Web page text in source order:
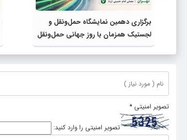
برگزاری دهمین نمایشگاه حمل‌ونقل و
لجستیک همزمان با روز جهانی حمل‌ونقل
پایدار سازمان ملل متحد
تصویر امنیتی *
تصویر امنیتی را وارد کنید: